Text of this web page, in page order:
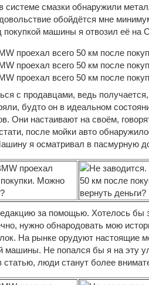
системе смазки обнаружили
обойдётся мне
покупкой машины я отвозил её на
с продавцами, ведь
будто он в идеальном
Они настаивают на своём,
после мойки авто
я осматривал в пасмурную
за помощью. Хотелось бы
нужно обнародовать мою
На рынке орудуют настоящие
машины. Не попался бы я на эту
люди станут более